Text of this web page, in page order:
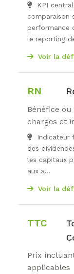
KPI
comparaison
performance
le reporting
Voir la
RN
Bénéfice
charges et
Indicateur
des
les capitaux
aux a...
Voir la
TTC
Prix
applicables